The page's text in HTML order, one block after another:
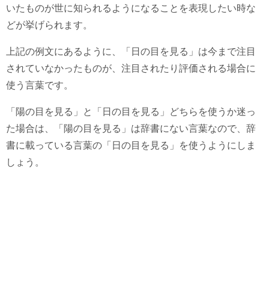
いたものが世に知られるようになることを表現したい時な
どが挙げられます。
上記の例文にあるように、「日の目を見る」は今まで注目
されていなかったものが、注目されたり評価される場合に
使う言葉です。
「陽の目を見る」と「日の目を見る」どちらを使うか迷っ
た場合は、「陽の目を見る」は辞書にない言葉なので、辞
書に載っている言葉の「日の目を見る」を使うようにしま
しょう。